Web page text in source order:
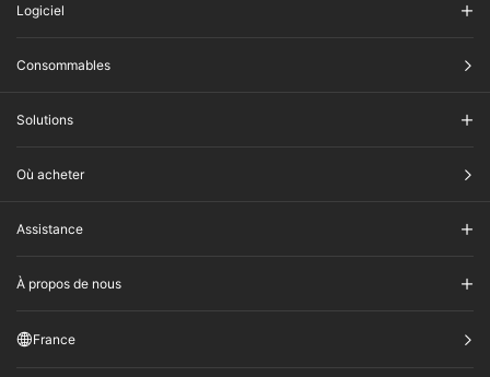
Logiciel
Consommables
Solutions
Où acheter
Assistance
À propos de nous
France